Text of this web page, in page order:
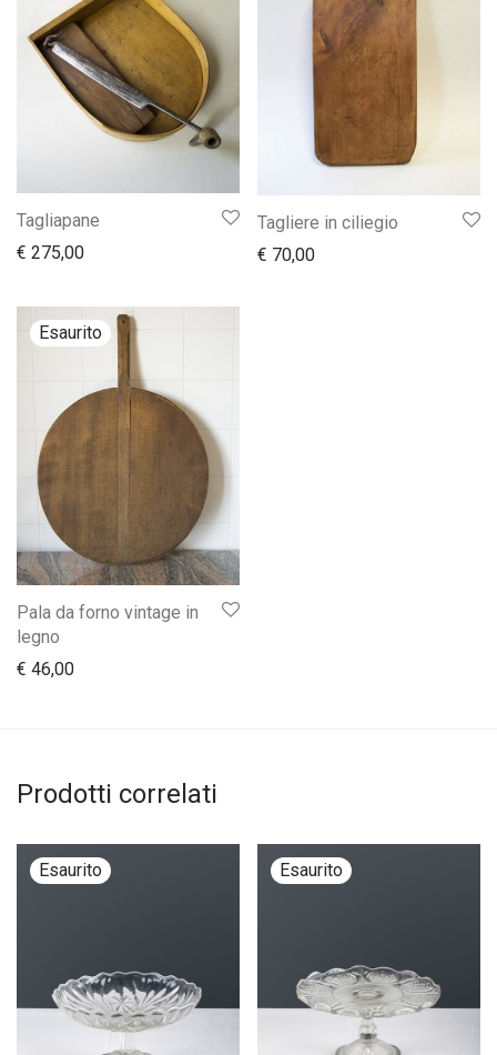
Tagliapane
€ 275,00
Tagliere in ciliegio
€ 70,00
Pala da forno vintage in
legno
€ 46,00
Prodotti correlati